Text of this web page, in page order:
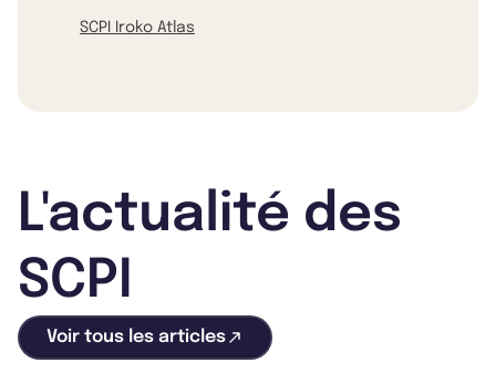
SCPI Iroko Atlas
L'actualité des
SCPI
Voir tous les articles